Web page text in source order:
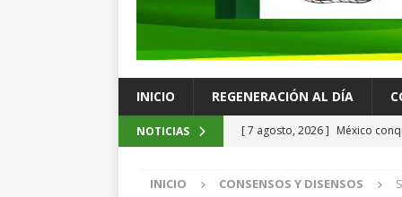
INICIO REGENERACIÓN AL DÍA
NOTICIAS [ 7 agosto, 2026 ] México
[ 7 agosto, 2026 ] La
INICIO CONSENSOS Y DISENSOS